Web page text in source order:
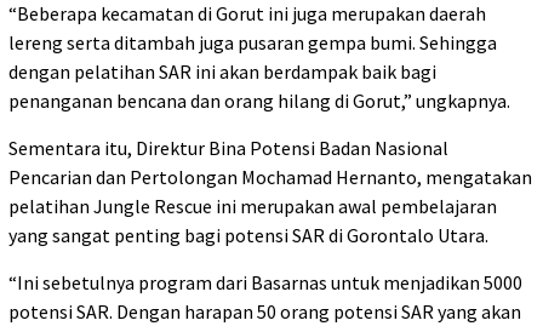
“Beberapa kecamatan di Gorut ini juga merupakan daerah
lereng serta ditambah juga pusaran gempa bumi. Sehingga
dengan pelatihan SAR ini akan berdampak baik bagi
penanganan bencana dan orang hilang di Gorut,” ungkapnya.
Sementara itu, Direktur Bina Potensi Badan Nasional
Pencarian dan Pertolongan Mochamad Hernanto, mengatakan
pelatihan Jungle Rescue ini merupakan awal pembelajaran
yang sangat penting bagi potensi SAR di Gorontalo Utara.
“Ini sebetulnya program dari Basarnas untuk menjadikan 5000
potensi SAR. Dengan harapan 50 orang potensi SAR yang akan